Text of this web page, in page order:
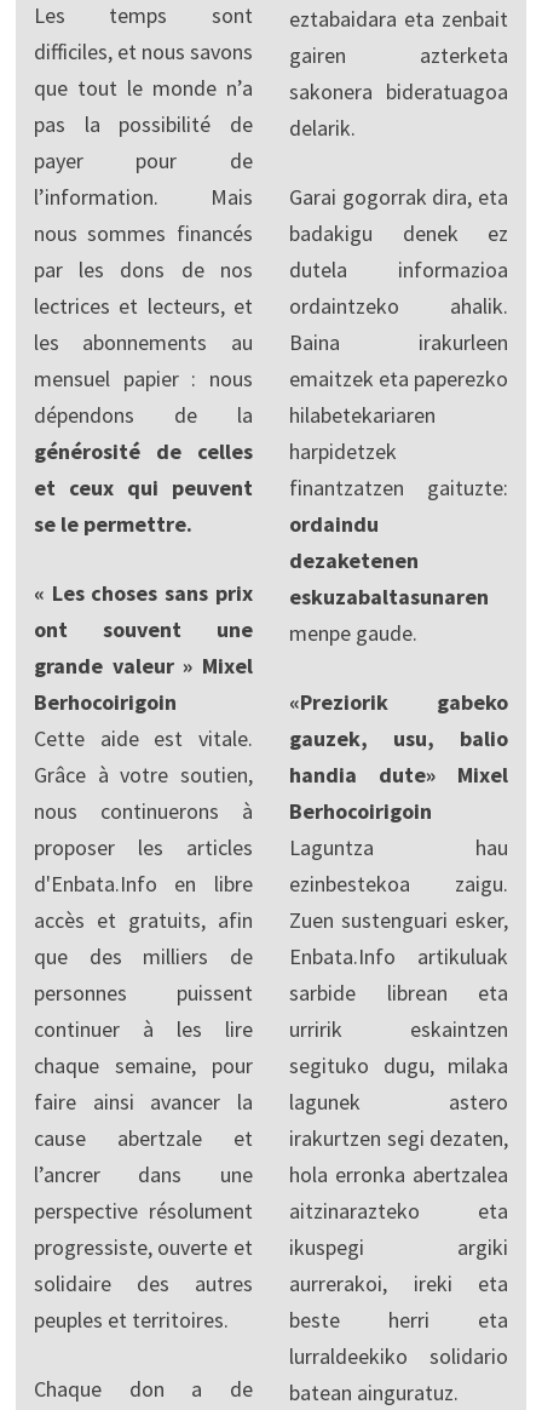
Les temps sont
difficiles, et nous savons
que tout le monde n’a
pas la possibilité de
payer pour de
l’information. Mais
nous sommes financés
par les dons de nos
lectrices et lecteurs, et
les abonnements au
mensuel papier : nous
dépendons de la
générosité de celles
et ceux qui peuvent
se le permettre.
« Les choses sans prix
ont souvent une
grande valeur » Mixel
Berhocoirigoin
Cette aide est vitale.
Grâce à votre soutien,
nous continuerons à
proposer les articles
d'Enbata.Info en libre
accès et gratuits, afin
que des milliers de
personnes puissent
continuer à les lire
chaque semaine, pour
faire ainsi avancer la
cause abertzale et
l’ancrer dans une
perspective résolument
progressiste, ouverte et
solidaire des autres
peuples et territoires.
Chaque don a de
eztabaidara eta zenbait
gairen azterketa
sakonera bideratuagoa
delarik.
Garai gogorrak dira, eta
badakigu denek ez
dutela informazioa
ordaintzeko ahalik.
Baina irakurleen
emaitzek eta paperezko
hilabetekariaren
harpidetzek
finantzatzen gaituzte:
ordaindu
dezaketenen
eskuzabaltasunaren
menpe gaude.
«Preziorik gabeko
gauzek, usu, balio
handia dute» Mixel
Berhocoirigoin
Laguntza hau
ezinbestekoa zaigu.
Zuen sustenguari esker,
Enbata.Info artikuluak
sarbide librean eta
urririk eskaintzen
segituko dugu, milaka
lagunek astero
irakurtzen segi dezaten,
hola erronka abertzalea
aitzinarazteko eta
ikuspegi argiki
aurrerakoi, ireki eta
beste herri eta
lurraldeekiko solidario
batean ainguratuz.